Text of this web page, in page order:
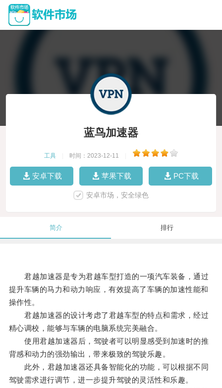
蓝鸟加速器
工具 时间：2023-12-11
安卓下载 苹果下载 PC下载
安卓市场，安全绿色
简介 排行
君越加速器是专为君越车型打造的一项汽车装备，通过
提升车辆的马力和动力响应，有效提高了车辆的加速性能和
操作性。
君越加速器的设计考虑了君越车型的特点和需求，经过
精心调校，能够与车辆的电脑系统完美融合。
使用君越加速器后，驾驶者可以明显感受到加速时的推
背感和动力的强劲输出，带来极致的驾驶乐趣。
此外，君越加速器还具备智能化的功能，可以根据不同
驾驶需求进行调节，进一步提升驾驶的灵活性和乐趣。